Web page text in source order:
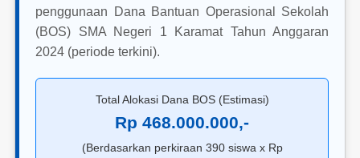
penggunaan Dana Bantuan Operasional Sekolah
(BOS) SMA Negeri 1 Karamat Tahun Anggaran
2024 (periode terkini).
Total Alokasi Dana BOS (Estimasi)
Rp 468.000.000,-
(Berdasarkan perkiraan 390 siswa x Rp